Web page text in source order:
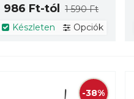
986 Ft-tól
1 590 Ft
Készleten
Opciók
-38%